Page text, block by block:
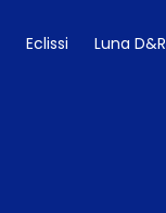
Eclissi Luna D&R